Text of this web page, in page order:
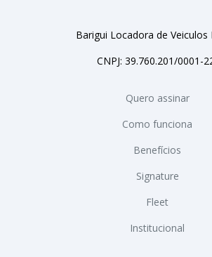
Barigui Locadora de Veiculos
CNPJ: 39.760.201/0001-
Quero assinar
Como funciona
Benefícios
Signature
Fleet
Institucional